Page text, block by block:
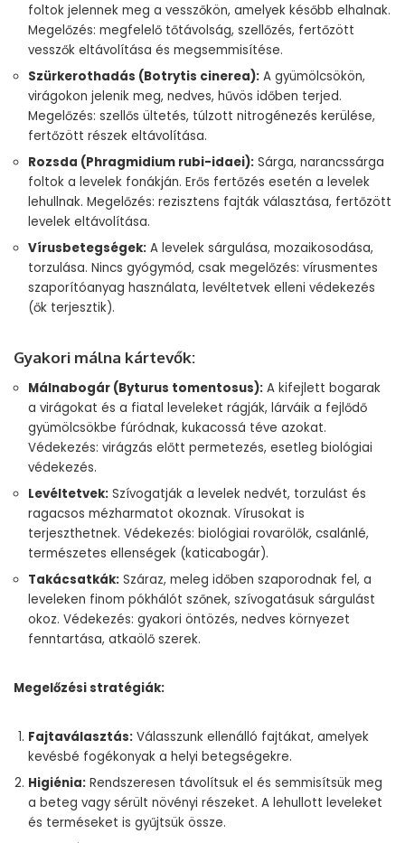
foltok jelennek meg a vesszőkön, amelyek később elhalnak.
Megelőzés: megfelelő tőtávolság, szellőzés, fertőzött
vesszők eltávolítása és megsemmisítése.
Szürkerothadás (Botrytis cinerea): A gyümölcsökön,
virágokon jelenik meg, nedves, hűvös időben terjed.
Megelőzés: szellős ültetés, túlzott nitrogénezés kerülése,
fertőzött részek eltávolítása.
Rozsda (Phragmidium rubi-idaei): Sárga, narancssárga
foltok a levelek fonákján. Erős fertőzés esetén a levelek
lehullnak. Megelőzés: rezisztens fajták választása, fertőzött
levelek eltávolítása.
Vírusbetegségek: A levelek sárgulása, mozaikosodása,
torzulása. Nincs gyógymód, csak megelőzés: vírusmentes
szaporítóanyag használata, levéltetvek elleni védekezés
(ők terjesztik).
Gyakori málna kártevők:
Málnabogár (Byturus tomentosus): A kifejlett bogarak
a virágokat és a fiatal leveleket rágják, lárváik a fejlődő
gyümölcsökbe fúródnak, kukacossá téve azokat.
Védekezés: virágzás előtt permetezés, esetleg biológiai
védekezés.
Levéltetvek: Szívogatják a levelek nedvét, torzulást és
ragacsos mézharmatot okoznak. Vírusokat is
terjeszthetnek. Védekezés: biológiai rovarölők, csalánlé,
természetes ellenségek (katicabogár).
Takácsatkák: Száraz, meleg időben szaporodnak fel, a
leveleken finom pókhálót szőnek, szívogatásuk sárgulást
okoz. Védekezés: gyakori öntözés, nedves környezet
fenntartása, atkaölő szerek.
Megelőzési stratégiák:
Fajtaválasztás: Válasszunk ellenálló fajtákat, amelyek
kevésbé fogékonyak a helyi betegségekre.
Higiénia: Rendszeresen távolítsuk el és semmisítsük meg
a beteg vagy sérült növényi részeket. A lehullott leveleket
és terméseket is gyűjtsük össze.